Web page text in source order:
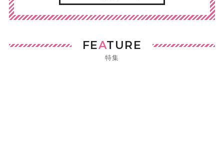
FEATURE
特集